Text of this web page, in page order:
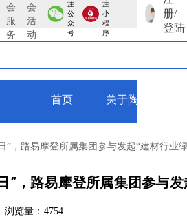
会
服
务
会
活
动
注
公
众
号
注
小
程
序
册/
登陆
首页 关于陶博会
”，路易摩登所属集团参与发起“建材行业
”，路易摩登所属集团参与
浏览量：4754